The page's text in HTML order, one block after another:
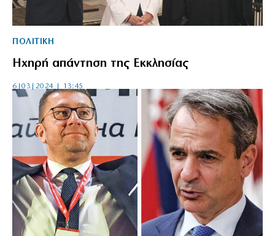
ΠΟΛΙΤΙΚΗ
Ηχηρή απάντηση της Εκκλησίας
6|03|2024 | 13:45